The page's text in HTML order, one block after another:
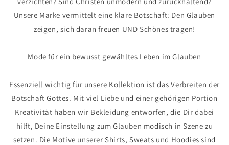
Unsere Marke vermittelt eine klare Botschaft: Den Glauben
zeigen, sich daran freuen UND Schönes tragen!
Mode für ein bewusst gewähltes Leben im Glauben
Essenziell wichtig für unsere Kollektion ist das Verbreiten der
Botschaft Gottes. Mit viel Liebe und einer gehörigen Portion
Kreativität haben wir Bekleidung entworfen, die Dir dabei
hilft, Deine Einstellung zum Glauben modisch in Szene zu
setzen. Die Motive unserer Shirts, Sweats und Hoodies sind